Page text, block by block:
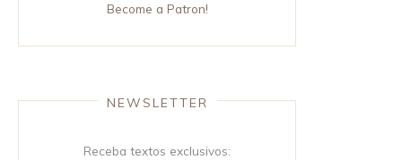
Become a Patron!
NEWSLETTER
Receba textos exclusivos: